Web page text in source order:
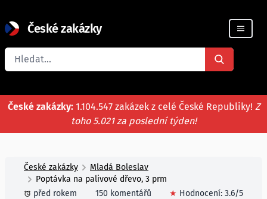
České zakázky
Registrace firmy
České zakázky: 1.104.547 zakázek z celé České Republiky! Z
toho 5.021 za poslední týden!
České zakázky
Mladá Boleslav
Poptávka na palivové dřevo, 3 prm
před rokem
150 komentářů ★ Hodnocení: 3.6/5